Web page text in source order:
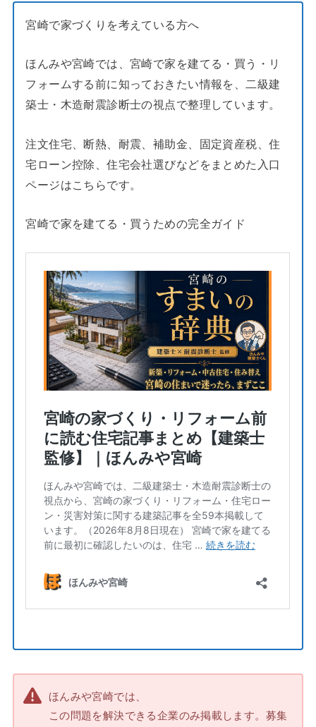
宮崎で家づくりを考えている方へ
ほんみや宮崎では、宮崎で家を建てる・買う・リ
フォームする前に知っておきたい情報を、二級建
築士・木造耐震診断士の視点で整理しています。
注文住宅、断熱、耐震、補助金、固定資産税、住
宅ローン控除、住宅会社選びなどをまとめた入口
ページはこちらです。
宮崎で家を建てる・買うための完全ガイド
ほんみや宮崎では、
この問題を解決できる企業のみ掲載します。募集